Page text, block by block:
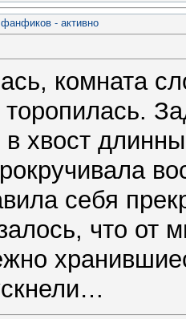
- активно
комната
в хвост
себя
что от